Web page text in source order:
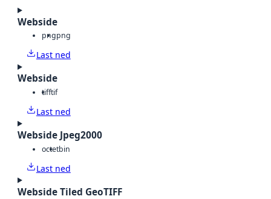
Webside
pngpng
Last ned
Webside
tifftif
Last ned
Webside Jpeg2000
octetbin
Last ned
Webside Tiled GeoTIFF